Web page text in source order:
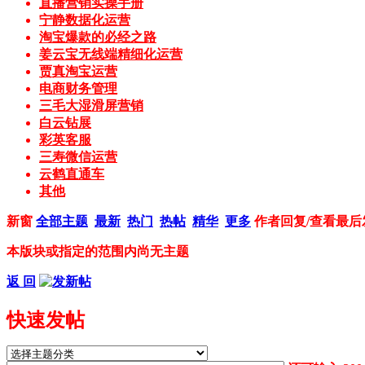
宁静数据化运营
淘宝爆款的必经之路
姜云宝无线端精细化运营
贾真淘宝运营
电商财务管理
三毛大湿滑屏营销
白云钻展
彩英客服
三寿微信运营
云鹤直通车
其他
新窗 全部主题 最新 热门 热帖 精华 更多 作者回复/查看最后
本版块或指定的范围内尚无主题
返 回
快速发帖